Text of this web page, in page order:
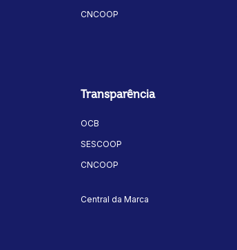
CNCOOP
Transparência
OCB
SESCOOP
CNCOOP
Central da Marca